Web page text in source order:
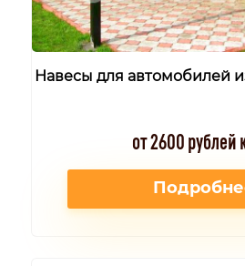
Навесы для автомобилей
от 2600 рублей